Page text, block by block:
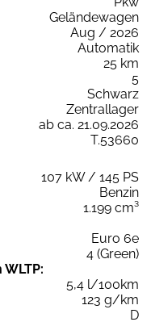
Geländewagen
Aug / 2026
Automatik
25 km
5
Schwarz
Zentrallager
ab ca. 21.09.2026
T.53660
107 kW / 145 PS
Benzin
1.199 cm³
Euro 6e
4 (Green)
5,4 l/100km
123 g/km
D